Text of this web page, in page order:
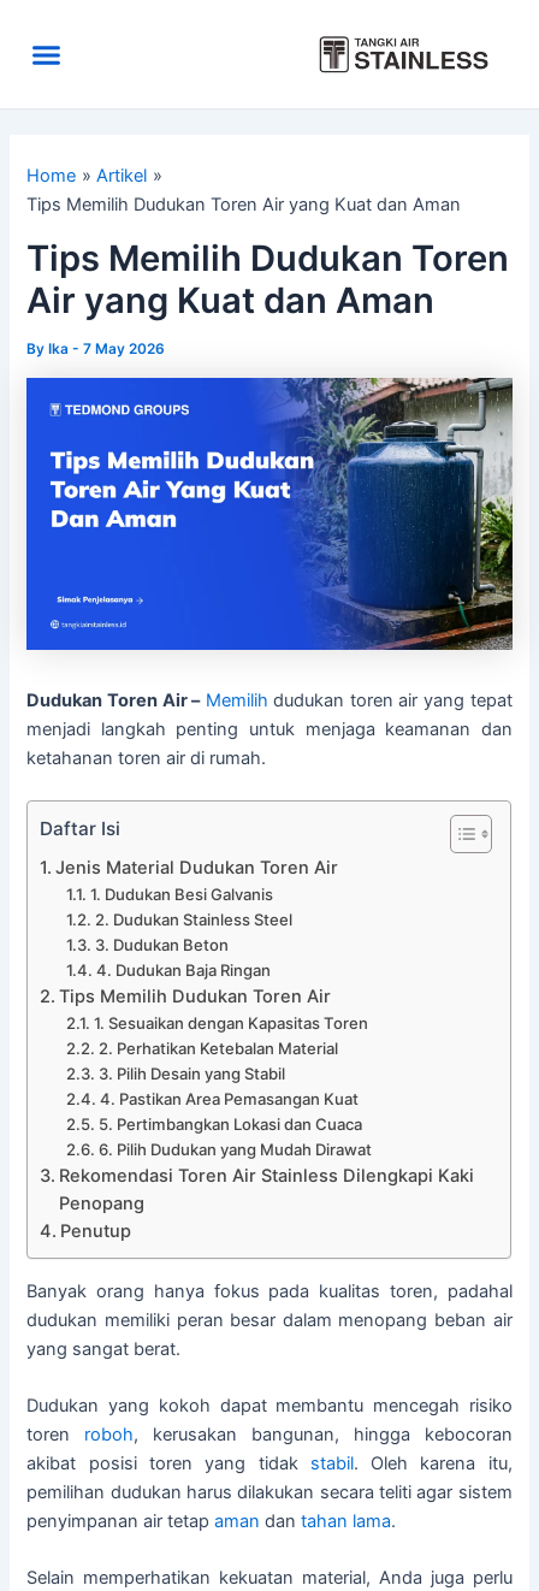
contentMenu
Home
Artikel
Tips Memilih Dudukan Toren Air yang Kuat dan Aman
Tips Memilih Dudukan Toren
Air yang Kuat dan Aman
ByIka-7 May 2026
Dudukan Toren Air – Memilih dudukan toren air yang tepat
menjadi langkah penting untuk menjaga keamanan dan
ketahanan toren air di rumah.
Daftar Isi
Jenis Material Dudukan Toren Air
1. Dudukan Besi Galvanis
2. Dudukan Stainless Steel
3. Dudukan Beton
4. Dudukan Baja Ringan
Tips Memilih Dudukan Toren Air
1. Sesuaikan dengan Kapasitas Toren
2. Perhatikan Ketebalan Material
3. Pilih Desain yang Stabil
4. Pastikan Area Pemasangan Kuat
5. Pertimbangkan Lokasi dan Cuaca
6. Pilih Dudukan yang Mudah Dirawat
Rekomendasi Toren Air Stainless Dilengkapi Kaki
Penopang
Penutup
Banyak orang hanya fokus pada kualitas toren, padahal
dudukan memiliki peran besar dalam menopang beban air
yang sangat berat.
Dudukan yang kokoh dapat membantu mencegah risiko
toren roboh, kerusakan bangunan, hingga kebocoran
akibat posisi toren yang tidak stabil. Oleh karena itu,
pemilihan dudukan harus dilakukan secara teliti agar sistem
penyimpanan air tetapaman dantahan lama.
Selain memperhatikan kekuatan material, Anda juga perlu